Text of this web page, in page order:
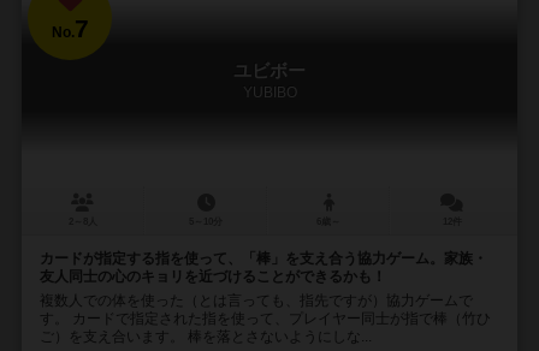
No.7
ユビボー
YUBIBO
カードが指定する指を使って、「棒」を支え合う協力ゲーム。家族・
友人同士の心のキョリを近づけることができるかも！
複数人での体を使った（とは言っても、指先ですが）協力ゲームで
す。 カードで指定された指を使って、プレイヤー同士が指で棒（竹ひ
ご）を支え合います。 棒を落とさないようにしな...